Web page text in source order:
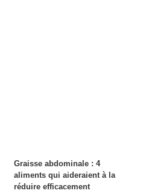
Graisse abdominale : 4
aliments qui aideraient à la
réduire efficacement